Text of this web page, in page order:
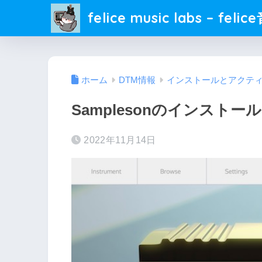
felice music labs – felice
ホーム DTM情報 インストールとアクテ
Samplesonのインストー
2022年11月14日